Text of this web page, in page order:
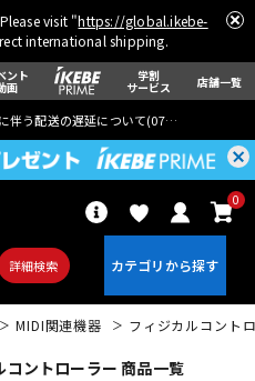
visit "https://global.ikebe-
international shipping.
ント
画
学割
サービス 店舗一覧
伴う配送の遅延について(07月29日
詳細検索
0
MIDI関連機器 フィジカルコント
コントローラー 商品一覧